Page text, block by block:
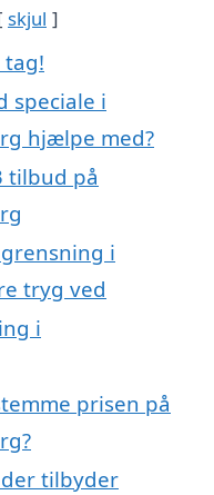
skjul
tag!
speciale i
hjælpe med?
tilbud på
i
tryg ved
i
prisen på
tilbyder